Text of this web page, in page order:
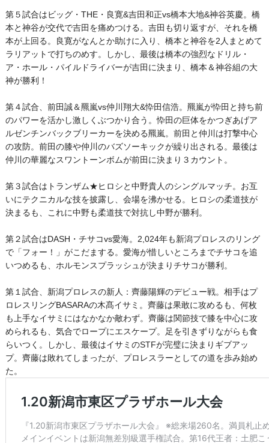
第５試合はビッグ・THE・良寛&吉田和正vs橋本大地&神谷英慶。橋
本と神谷が交代で吉田を痛めつける。吉田も切り返すが、それを橋
本が上回る。良寛がなんとか助けに入り、橋本と神谷を2人まとめて
ラリアットで打ちのめす。しかし、最後は橋本の強烈なドリル・
ア・ホール・パイルドライバーが吉田に決まり、橋本＆神谷組の大
神が勝利！
第４試合、前田誠＆羆嵐vs仲川翔大&忰田信浩。羆嵐が忰田と持ち前
のパワーを活かし激しくぶつかり合う。忰田の巨体をかつぎあげア
ルゼンチンバックブリーカーを決める羆嵐。前田と仲川は打撃中心
の攻防。前田の膝や仲川のバズソーキックが繰り出される。最後は
仲川の華麗なスワントーンボムが前田に決まり３カウント。
第３試合はトランザム★ヒロシと中野貴人のシングルマッチ。お互
いにテクニカルな技を披露し、会場を沸かせる。ヒロシの柔道技が
決まるも、これに中野も柔道技で対抗し中野が勝利。
第２試合はDASH・チサコvs愛海。2,024年も新潟プロレスのリング
で「フォー！」がこだまする。愛海が惜しいところまでチサコを追
いつめるも、ホルモンスプラッシュが決まりチサコが勝利。
第１試合、新潟プロレスの新人：齊藤陽輝のデビュー戦。相手はプ
ロレスリングBASARAの木髙イサミ。齊藤は果敢に攻めるも、何枚
も上手なイサミにはなかなか敵わず。齊藤は関節技で膝を中心に攻
められるも、気合でロープにエスケープ。足を引きずりながらも食
らいつく。しかし、最後はイサミのSTFが完璧に決まりギブアッ
プ。齊藤は敗れてしまったが、プロレスラーとしての道を歩み始め
た。